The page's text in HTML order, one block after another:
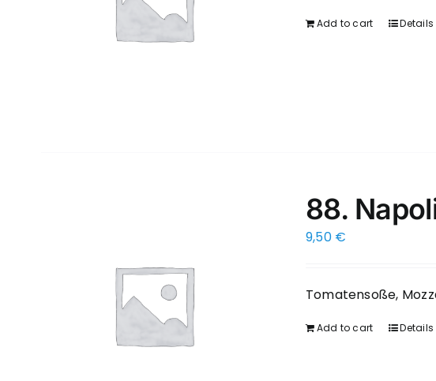
Add to cart Details
88.
9,50 €
Tomatensoße,
Add to cart Details